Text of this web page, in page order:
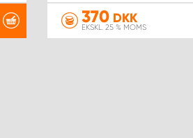
370 DKK
EKSKL. 25 % MOMS